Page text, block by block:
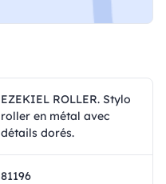
EZEKIEL ROLLER. Stylo
roller en métal avec
détails dorés.
81196